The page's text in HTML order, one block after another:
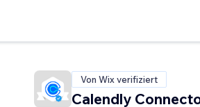
Von Wix verifiziert
Calendly